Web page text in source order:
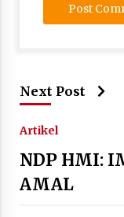
Next Post
Artikel
NDP HMI:
AMAL